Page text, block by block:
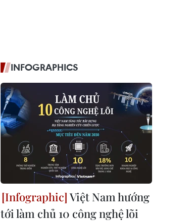
INFOGRAPHICS
Việt Nam hướng
tới làm chủ 10 công nghệ lõi